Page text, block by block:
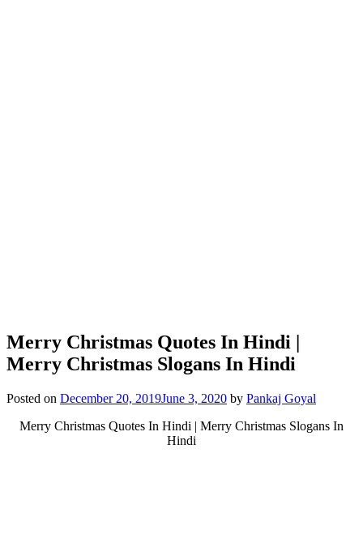
Merry Christmas Quotes In Hindi |
Merry Christmas Slogans In Hindi
Posted on December 20, 2019June 3, 2020 by Pankaj Goyal
Merry Christmas Quotes In Hindi | Merry Christmas Slogans In
Hindi